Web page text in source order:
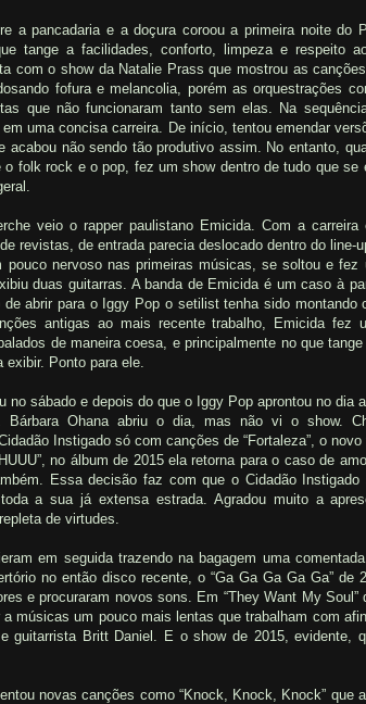
a pancadaria e a doçura coroou a primeira noite do
tange a facilidades, conforto, limpeza e respeito
com o show da Natalie Prass que mostrou as
fofura e melancolia, porém as orquestrações
que não funcionaram tanto sem elas. Na
uma concisa carreira. De início, tentou emendar
acabou não sendo tão produtivo assim. No entanto,
folk rock e o pop, fez um show dentro de tudo que se
veio o rapper paulistano Emicida. Com a carreira
revistas, de entrada parecia deslocado dentro do line-
pouco nervoso nas primeiras músicas, se soltou e fez
duas guitarras. A banda de Emicida é um caso à
abrir para o Iggy Pop o setilist tenha sido montando
antigas ao mais recente trabalho, Emicida fez
de maneira coesa, e principalmente no que
exibir. Ponto para ele.
no sábado e depois do que o Iggy Pop aprontou no dia
Bárbara Ohana abriu o dia, mas não vi o show.
Instigado só com canções de “Fortaleza”, o
no álbum de 2015 ela retorna para o caso de
Essa decisão faz com que o Cidadão
a sua já extensa estrada. Agradou muito a
de virtudes.
em seguida trazendo na bagagem uma
no então disco recente, o “Ga Ga Ga Ga Ga” de
e procuraram novos sons. Em “They Want My Soul”
músicas um pouco mais lentas que trabalham com
guitarrista Britt Daniel. E o show de 2015, evidente,
novas canções como “Knock, Knock, Knock” que